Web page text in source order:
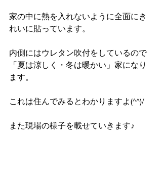
家の中に熱を入れないように全面にき
れいに貼っています。
内側にはウレタン吹付をしているので
「夏は涼しく・冬は暖かい」家になり
ます。
これは住んでみるとわかりますよ(^^)/
また現場の様子を載せていきます♪